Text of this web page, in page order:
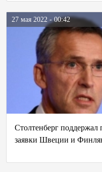
27 мая 2022 - 00:42
Столтенберг
заявки Швеции и